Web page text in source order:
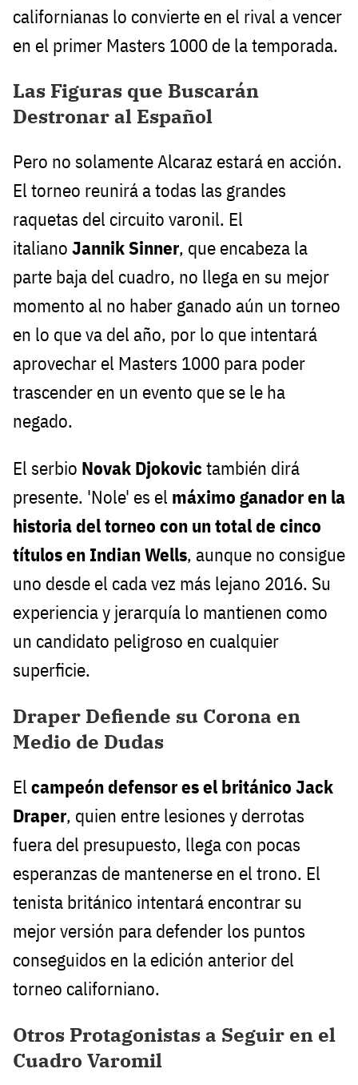
californianas lo convierte en el rival a vencer
en el primer Masters 1000 de la temporada.
Las Figuras que Buscarán
Destronar al Español
Pero no solamente Alcaraz estará en acción.
El torneo reunirá a todas las grandes
raquetas del circuito varonil. El
italiano Jannik Sinner, que encabeza la
parte baja del cuadro, no llega en su mejor
momento al no haber ganado aún un torneo
en lo que va del año, por lo que intentará
aprovechar el Masters 1000 para poder
trascender en un evento que se le ha
negado.
El serbio Novak Djokovictambién dirá
presente. 'Nole' es el máximo ganador en la
historia del torneo con un total de cinco
títulos en Indian Wells, aunque no consigue
uno desde el cada vez más lejano 2016. Su
experiencia y jerarquía lo mantienen como
un candidato peligroso en cualquier
superficie.
Draper Defiende su Corona en
Medio de Dudas
El campeón defensor es el británico Jack
Draper, quien entre lesiones y derrotas
fuera del presupuesto, llega con pocas
esperanzas de mantenerse en el trono. El
tenista británico intentará encontrar su
mejor versión para defender los puntos
conseguidos en la edición anterior del
torneo californiano.
Otros Protagonistas a Seguir en el
Cuadro Varomil